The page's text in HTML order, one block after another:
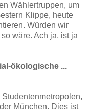
Wählertruppen, um
Klippe, heute
Würden wir
wäre. Ach ja, ist ja
ökologische ...
München. Dies ist